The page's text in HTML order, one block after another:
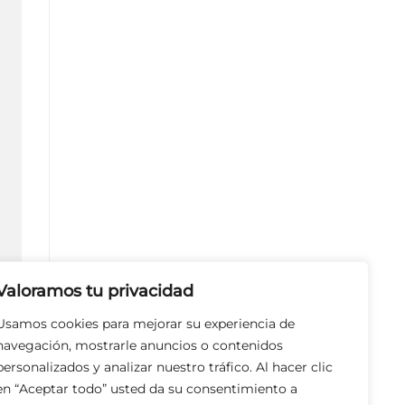
tu privacidad
cookies para mejorar su experiencia de
mostrarle anuncios o contenidos
y analizar nuestro tráfico. Al hacer clic
“Aceptar todo” usted da su consentimiento a